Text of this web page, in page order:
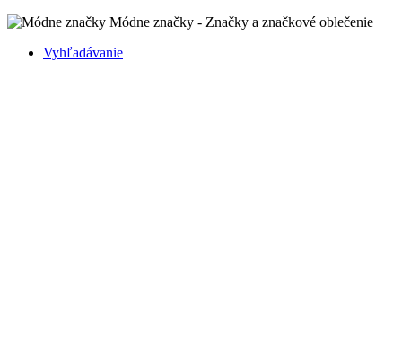
Módne značky - Značky a značkové oblečenie
Vyhľadávanie